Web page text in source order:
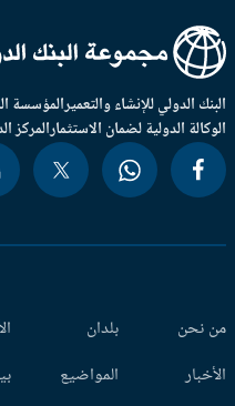
الدولي للإنشاء والتعميرالمؤسسة
الدولية لضمان الاستثمارالمركز
نحن
بلدان
المواضيع